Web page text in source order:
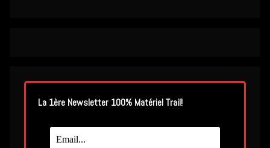
La 1ère Newsletter 100% Matériel Trail!